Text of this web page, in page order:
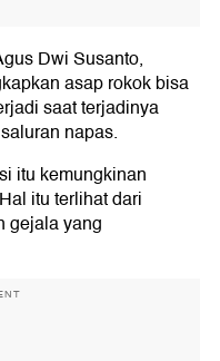
Dwi Susanto,
asap rokok bisa
saat terjadinya
napas.
itu kemungkinan
itu terlihat dari
gejala yang